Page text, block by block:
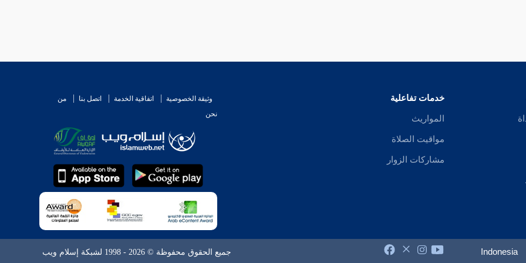
خدمات تفاعلية
المواريث
مواقيت الصلاة
مشاركات الزوار
وثيقة الخصوصية اتفاقية الخدمة اتصل بنا
من
نحن
Indonesia جميع الحقوق محفوظة © 2026 - 1998 لشبكة إسلام ويب